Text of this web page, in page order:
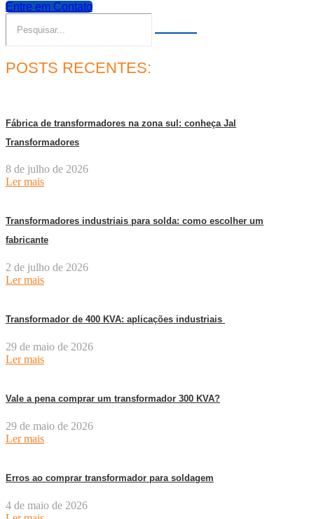
Entre em Contato
POSTS RECENTES:
Fábrica de transformadores na zona sul: conheça Jal
Transformadores
8 de julho de 2026
Ler mais
Transformadores industriais para solda: como escolher um
fabricante
2 de julho de 2026
Ler mais
Transformador de 400 KVA: aplicações industriais
29 de maio de 2026
Ler mais
Vale a pena comprar um transformador 300 KVA?
29 de maio de 2026
Ler mais
Erros ao comprar transformador para soldagem
4 de maio de 2026